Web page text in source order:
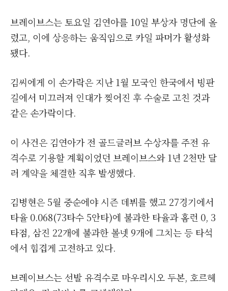
브레이브스는 토요일 김연아를 10일 부상자 명단에 올
렸고, 이에 상응하는 움직임으로 카일 파머가 활성화
됐다.
김씨에게 이 손가락은 지난 1월 모국인 한국에서 빙판
길에서 미끄러져 인대가 찢어진 후 수술로 고친 것과
같은 손가락이다.
이 사건은 김연아가 전 골드글러브 수상자를 주전 유
격수로 기용할 계획이었던 브레이브스와 1년 2천만 달
러 계약을 체결한 직후 발생했다.
김병현은 5월 중순에야 시즌 데뷔를 했고 27경기에서
타율 0.068(73타수 5안타)에 불과한 타율과 홈런 0, 3
타점, 삼진 22개에 불과한 볼넷 9개에 그치는 등 타석
에서 힘겹게 고전하고 있다.
브레이브스는 선발 유격수로 마우리시오 두본, 호르헤